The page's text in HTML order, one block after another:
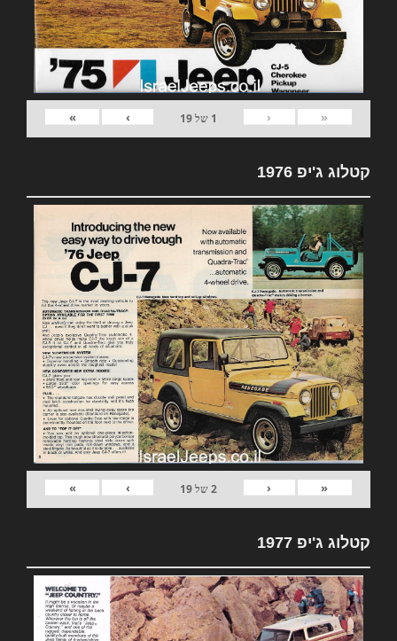
«
‹
1 של19
›
»
קטלוג ג'יפ 1976
«
‹
2של19
›
»
קטלוג ג'יפ 1977